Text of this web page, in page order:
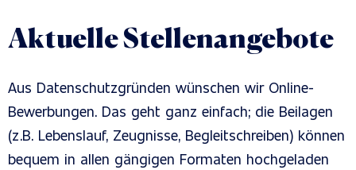
Aktuelle Stellenangebote
Aus Datenschutzgründen wünschen wir Online-
Bewerbungen. Das geht ganz einfach; die Beilagen
(z.B. Lebenslauf, Zeugnisse, Begleitschreiben) können
bequem in allen gängigen Formaten hochgeladen